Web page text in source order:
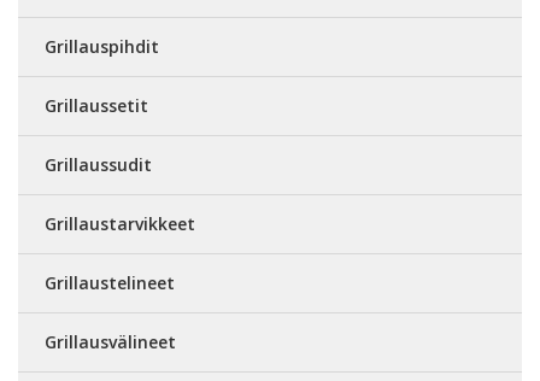
Grillauspihdit
Grillaussetit
Grillaussudit
Grillaustarvikkeet
Grillaustelineet
Grillausvälineet